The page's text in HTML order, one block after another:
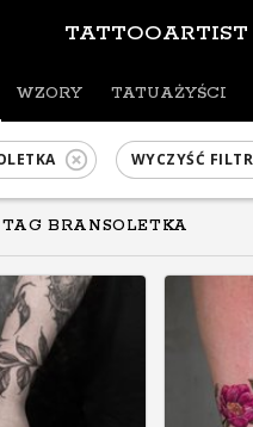
TATTOOARTIST
WZORY TATUAŻYŚCI
WYCZYŚĆ
BRANSOLETKA